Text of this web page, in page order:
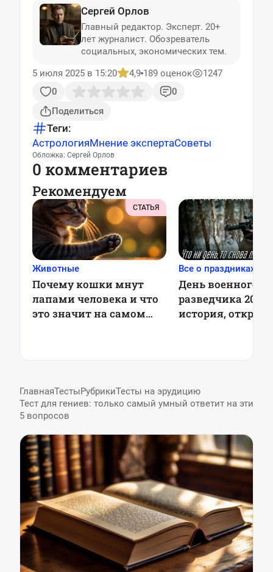
Сергей Орлов
Главный редактор. Эксперт. 20+
лет журналист. Обозреватель
социальных, экономических тем.
5 июля 2025 в 15:20
4,9 189 оценок
1247
0
0
Поделиться
Теги:
АстрологияМнение экспертаСоветы
Обложка: Сергей Орлов
0 комментариев
Рекомендуем
СТАТЬЯ
Животные
Почему кошки мнут
лапами человека и что
это значит на самом
Все о праздниках
День военного
разведчика 2025:
история,
ГлавнаяТестыРубрикиТесты на эрудицию
Тест для гениев: только самый умный ответит на эти
5 вопросов